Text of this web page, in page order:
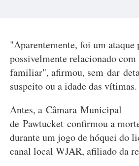
"Aparentemente, foi um ataque
possivelmente relacionado
familiar", afirmou, sem dar
suspeito ou a idade das vítimas.
Antes, a Câmara Municipal
de Pawtucket confirmou a
durante um jogo de hóquei do
canal local WJAR, afiliado da